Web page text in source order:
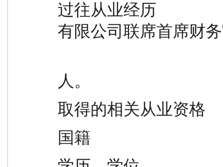
过往从业经历
有限公司联席首席财
人。
取得的相关从业资格
国籍